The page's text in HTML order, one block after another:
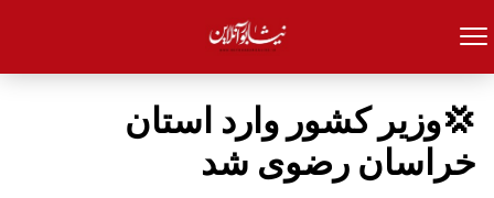
💢وزیر کشور وارد استان
خراسان رضوی شد